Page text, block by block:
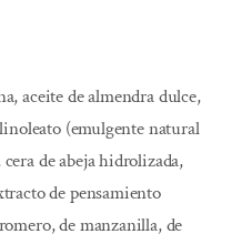
aceite de almendra dulce,
(emulgente natural
de abeja hidrolizada,
de pensamiento
de manzanilla, de